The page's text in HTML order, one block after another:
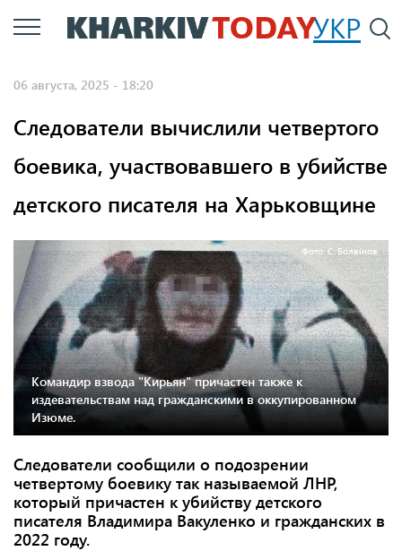
Перейти
к
УКР
06 августа, 2025 - 18:20
Следователи вычислили четвертого
боевика, участвовавшего в убийстве
детского писателя на Харьковщине
Фото: С. Болвінов.
Командир взвода "Кирьян" причастен также к
издевательствам над гражданскими в оккупированном
Изюме.
Следователи сообщили о подозрении
четвертому боевику так называемой ЛНР,
который причастен к убийству детского
писателя Владимира Вакуленко и гражданских в
2022 году.